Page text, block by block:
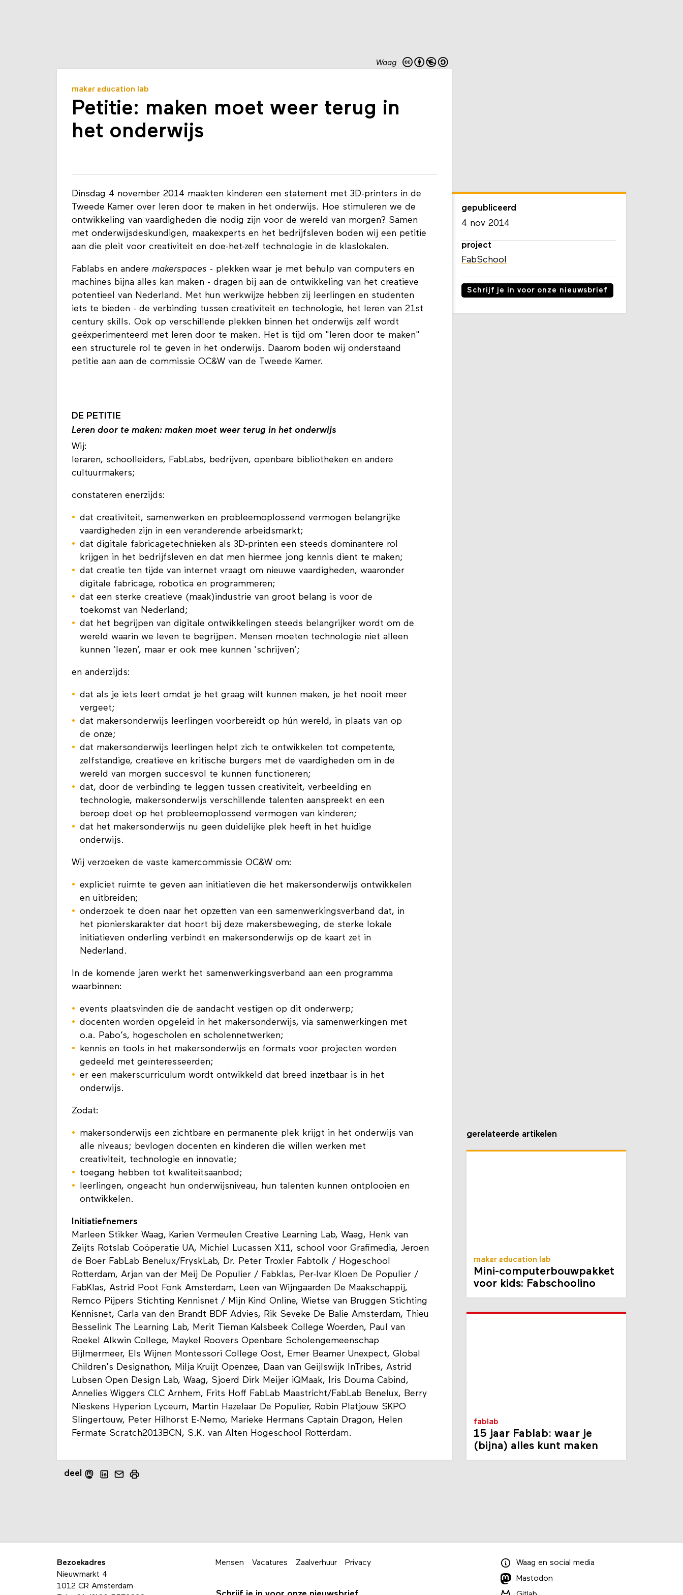
Waag
maker education lab
Petitie: maken moet weer terug in
het onderwijs
Dinsdag 4 november 2014 maakten kinderen een statement met 3D-printers in de
Tweede Kamer over leren door te maken in het onderwijs. Hoe stimuleren we de
ontwikkeling van vaardigheden die nodig zijn voor de wereld van morgen? Samen
met onderwijsdeskundigen, maakexperts en het bedrijfsleven boden wij een petitie
aan die pleit voor creativiteit en doe-het-zelf technologie in de klaslokalen.
Fablabs en andere makerspaces - plekken waar je met behulp van computers en
machines bijna alles kan maken - dragen bij aan de ontwikkeling van het creatieve
potentieel van Nederland. Met hun werkwijze hebben zij leerlingen en studenten
iets te bieden - de verbinding tussen creativiteit en technologie, het leren van 21st
century skills. Ook op verschillende plekken binnen het onderwijs zelf wordt
geëxperimenteerd met leren door te maken. Het is tijd om "leren door te maken"
een structurele rol te geven in het onderwijs. Daarom boden wij onderstaand
petitie aan aan de commissie OC&W van de Tweede Kamer.
DE PETITIE
Leren door te maken: maken moet weer terug in het onderwijs
Wij:
leraren, schoolleiders, FabLabs, bedrijven, openbare bibliotheken en andere
cultuurmakers;
constateren enerzijds:
dat creativiteit, samenwerken en probleemoplossend vermogen belangrijke
vaardigheden zijn in een veranderende arbeidsmarkt;
dat digitale fabricagetechnieken als 3D-printen een steeds dominantere rol
krijgen in het bedrijfsleven en dat men hiermee jong kennis dient te maken;
dat creatie ten tijde van internet vraagt om nieuwe vaardigheden, waaronder
digitale fabricage, robotica en programmeren;
dat een sterke creatieve (maak)industrie van groot belang is voor de
toekomst van Nederland;
dat het begrijpen van digitale ontwikkelingen steeds belangrijker wordt om de
wereld waarin we leven te begrijpen. Mensen moeten technologie niet alleen
kunnen ‘lezen’, maar er ook mee kunnen ‘schrijven’;
en anderzijds:
dat als je iets leert omdat je het graag wilt kunnen maken, je het nooit meer
vergeet;
dat makersonderwijs leerlingen voorbereidt op hún wereld, in plaats van op
de onze;
dat makersonderwijs leerlingen helpt zich te ontwikkelen tot competente,
zelfstandige, creatieve en kritische burgers met de vaardigheden om in de
wereld van morgen succesvol te kunnen functioneren;
dat, door de verbinding te leggen tussen creativiteit, verbeelding en
technologie, makersonderwijs verschillende talenten aanspreekt en een
beroep doet op het probleemoplossend vermogen van kinderen;
dat het makersonderwijs nu geen duidelijke plek heeft in het huidige
onderwijs.
Wij verzoeken de vaste kamercommissie OC&W om:
expliciet ruimte te geven aan initiatieven die het makersonderwijs ontwikkelen
en uitbreiden;
onderzoek te doen naar het opzetten van een samenwerkingsverband dat, in
het pionierskarakter dat hoort bij deze makersbeweging, de sterke lokale
initiatieven onderling verbindt en makersonderwijs op de kaart zet in
Nederland.
In de komende jaren werkt het samenwerkingsverband aan een programma
waarbinnen:
events plaatsvinden die de aandacht vestigen op dit onderwerp;
docenten worden opgeleid in het makersonderwijs, via samenwerkingen met
o.a. Pabo’s, hogescholen en scholennetwerken;
kennis en tools in het makersonderwijs en formats voor projecten worden
gedeeld met geïnteresseerden;
er een makerscurriculum wordt ontwikkeld dat breed inzetbaar is in het
onderwijs.
Zodat:
makersonderwijs een zichtbare en permanente plek krijgt in het onderwijs van
alle niveaus; bevlogen docenten en kinderen die willen werken met
creativiteit, technologie en innovatie;
toegang hebben tot kwaliteitsaanbod;
leerlingen, ongeacht hun onderwijsniveau, hun talenten kunnen ontplooien en
ontwikkelen.
Initiatiefnemers
Marleen Stikker Waag, Karien Vermeulen Creative Learning Lab, Waag, Henk van
Zeijts Rotslab Coöperatie UA, Michiel Lucassen X11, school voor Grafimedia, Jeroen
de Boer FabLab Benelux/FryskLab, Dr. Peter Troxler Fabtolk / Hogeschool
Rotterdam, Arjan van der Meij De Populier / Fabklas, Per-Ivar Kloen De Populier /
FabKlas, Astrid Poot Fonk Amsterdam, Leen van Wijngaarden De Maakschappij,
Remco Pijpers Stichting Kennisnet / Mijn Kind Online, Wietse van Bruggen Stichting
Kennisnet, Carla van den Brandt BDF Advies, Rik Seveke De Balie Amsterdam, Thieu
Besselink The Learning Lab, Merit Tieman Kalsbeek College Woerden, Paul van
Roekel Alkwin College, Maykel Roovers Openbare Scholengemeenschap
Bijlmermeer, Els Wijnen Montessori College Oost, Emer Beamer Unexpect, Global
Children's Designathon, Milja Kruijt Openzee, Daan van Geijlswijk InTribes, Astrid
Lubsen Open Design Lab, Waag, Sjoerd Dirk Meijer iQMaak, Iris Douma Cabind,
Annelies Wiggers CLC Arnhem, Frits Hoff FabLab Maastricht/FabLab Benelux, Berry
Nieskens Hyperion Lyceum, Martin Hazelaar De Populier, Robin Platjouw SKPO
Slingertouw, Peter Hilhorst E-Nemo, Marieke Hermans Captain Dragon, Helen
Fermate Scratch2013BCN, S.K. van Alten Hogeschool Rotterdam.
gepubliceerd
4 nov 2014
project
FabSchool
Schrijf je in voor onze nieuwsbrief
deel
gerelateerde artikelen
maker education lab
Mini-computer­bouw­pakket
voor kids: Fabschoolino
fablab
15 jaar Fablab: waar je
(bijna) alles kunt maken
Bezoekadres
Nieuwmarkt 4
1012 CR Amsterdam
Mensen Vacatures Zaalverhuur Privacy Waag en social media
Mastodon